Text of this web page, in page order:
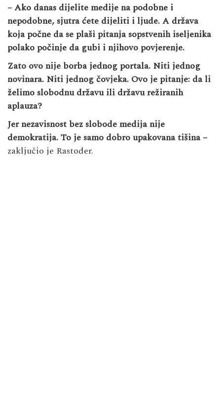
– Ako danas dijelite medije na podobne i
nepodobne, sjutra ćete dijeliti i ljude. A država
koja počne da se plaši pitanja sopstvenih iseljenika
polako počinje da gubi i njihovo povjerenje.
Zato ovo nije borba jednog portala. Niti jednog
novinara. Niti jednog čovjeka. Ovo je pitanje: da li
želimo slobodnu državu ili državu režiranih
aplauza?
Jer nezavisnost bez slobode medija nije
demokratija. To je samo dobro upakovana tišina –
zaključio je Rastoder.